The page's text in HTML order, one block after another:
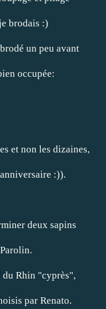
brodais :)
un peu avant
occupée:
et non les dizaines,
:)).
deux sapins
Rhin "cyprès",
par Renato.